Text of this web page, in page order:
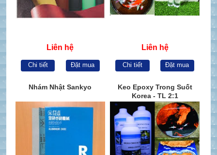
Liên hệ
Chi tiết Đặt mua
Liên hệ
Chi tiết Đặt mua
Nhám Nhật Sankyo
Keo Epoxy Trong Suốt
Korea - TL 2:1